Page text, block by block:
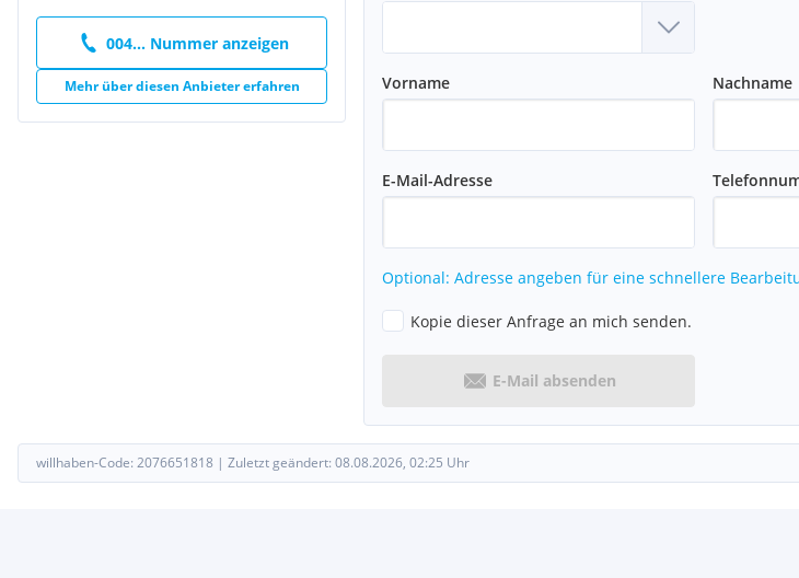
004... Nummer anzeigen
Mehr über diesen Anbieter erfahren Vorname Nachname
E-Mail-Adresse
Optional: Adresse angeben für eine schnellere
Kopie dieser Anfrage an mich senden.
E-Mail absenden
willhaben-Code: 2076651818 | Zuletzt geändert: 08.08.2026, 02:25 Uhr